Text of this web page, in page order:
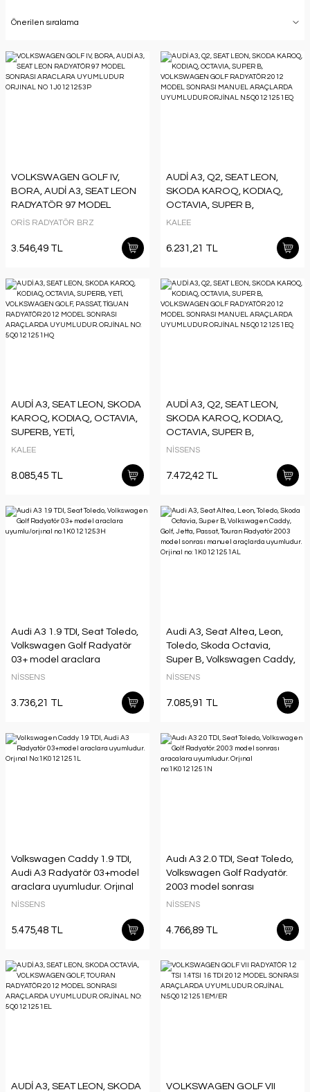
VOLKSWAGEN GOLF IV,
BORA, AUDİ A3, SEAT LEON
RADYATÖR 97 MODEL
SONRASI ARACLARA
1J0121253P
ORİS RADYATÖR BRZ
3.546,49 TL
AUDİ A3, Q2, SEAT LEON,
SKODA KAROQ, KODIAQ,
OCTAVIA, SUPER B,
VOLKSWAGEN GOLF
SONRASI MANUEL
ARAÇLARDA UYUMLUDUR
KALEE
6.231,21 TL
AUDİ A3, SEAT LEON, SKODA
KAROQ, KODIAQ, OCTAVIA,
SUPERB, YETİ,
VOLKSWAGEN GOLF,
2012 MODEL SONRASI
ARAÇLARDA UYUMLUDUR.
KALEE
8.085,45 TL
AUDİ A3, Q2, SEAT LEON,
SKODA KAROQ, KODIAQ,
OCTAVIA, SUPER B,
VOLKSWAGEN GOLF
SONRASI MANUEL
ARAÇLARDA UYUMLUDUR
NİSSENS
7.472,42 TL
Audi A3 1.9 TDI, Seat Toledo,
Volkswagen Golf Radyatör
03+ model araclara
uyumlu/orjınal
NİSSENS
3.736,21 TL
Audi A3, Seat Altea, Leon,
Toledo, Skoda Octavia,
Super B, Volkswagen Caddy,
Golf, Jetta, Passat, Touran
manuel araçlarda
NİSSENS
7.085,91 TL
Volkswagen Caddy 1.9 TDI,
Audi A3 Radyatör 03+model
araclara uyumludur. Orjınal
No:1K0121251L
NİSSENS
5.475,48 TL
Audı A3 2.0 TDI, Seat Toledo,
Volkswagen Golf Radyatör.
2003 model sonrası
aracalara uyumludur. Orjınal
NİSSENS
4.766,89 TL
AUDİ A3, SEAT LEON, SKODA
VOLKSWAGEN GOLF VII